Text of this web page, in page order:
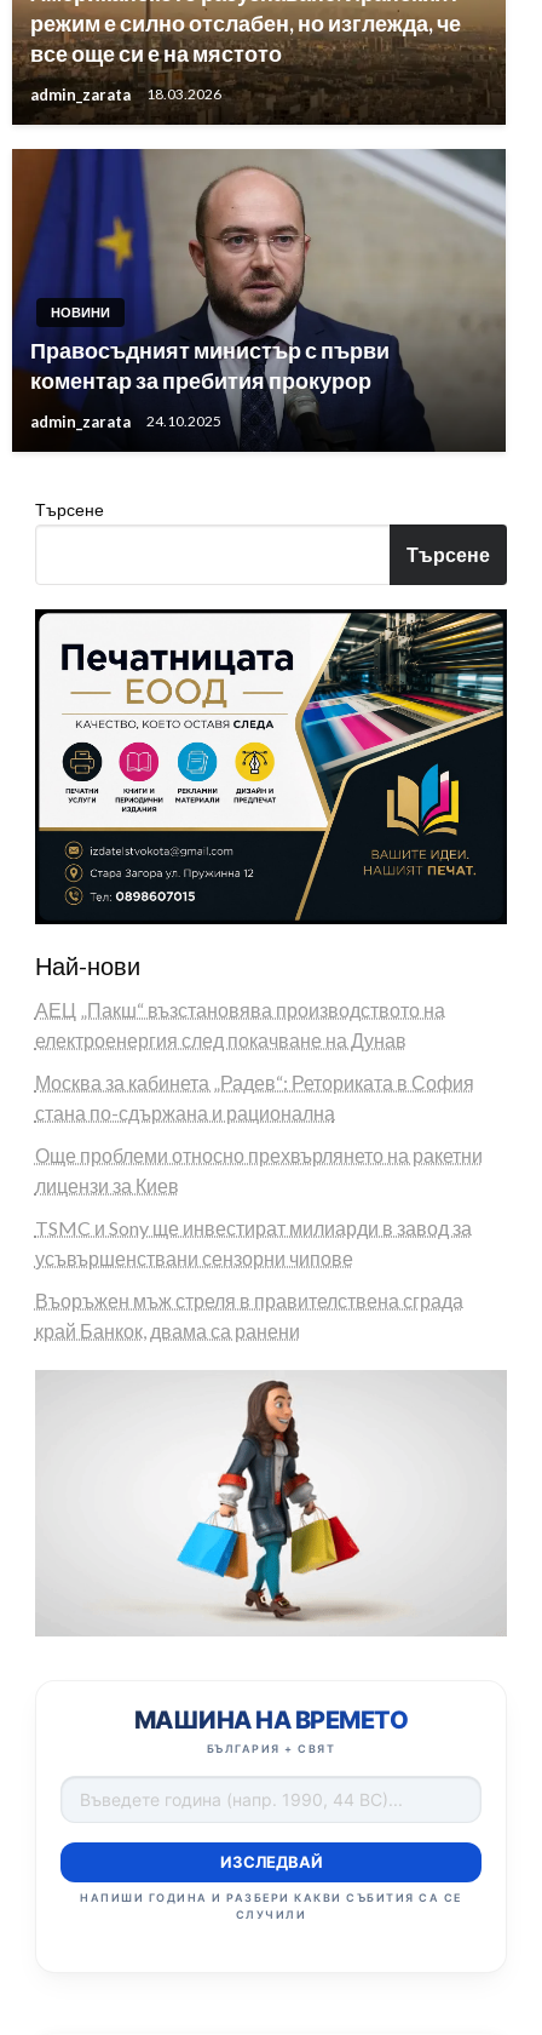
режим е силно отслабен, но изглежда, че
все още си е на мястото
admin_zarata 18.03.2026
НОВИНИ
Правосъдният министър с първи
коментар за пребития прокурор
admin_zarata 24.10.2025
Търсене
Търсене
Най-нови
АЕЦ „Пакш“ възстановява производството на
електроенергия след покачване на Дунав
Москва за кабинета „Радев“: Реториката в София
стана по-сдържана и рационална
Още проблеми относно прехвърлянето на ракетни
лицензи за Киев
TSMC и Sony ще инвестират милиарди в завод за
усъвършенствани сензорни чипове
Въоръжен мъж стреля в правителствена сграда
край Банкок, двама са ранени
МАШИНА НА ВРЕМЕТО
БЪЛГАРИЯ + СВЯТ
ИЗСЛЕДВАЙ
НАПИШИ ГОДИНА И РАЗБЕРИ КАКВИ СЪБИТИЯ СА СЕ
СЛУЧИЛИ